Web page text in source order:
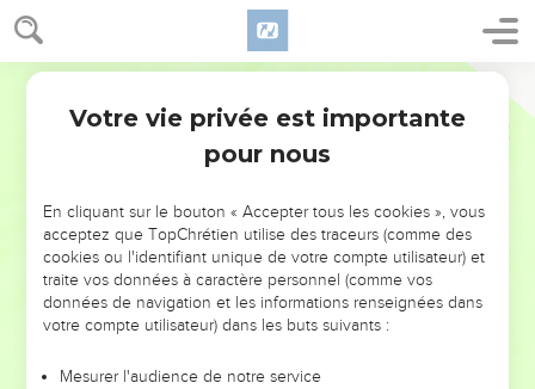
NE MANQUEZ PAS L’ÉVÉNEMENT
DE L’ANNÉE !
ET SI LEURS ERREURS POUVAIENT VOUS ÉVITER LES
VOTRES ?
leur foi ou leur vision. Mais on voit moins les doutes, les erreurs
Votre vie privée est importante
pour nous
En cliquant sur le bouton « Accepter tous les cookies », vous
acceptez que TopChrétien utilise des traceurs (comme des
cookies ou l'identifiant unique de votre compte utilisateur) et
traite vos données à caractère personnel (comme vos
données de navigation et les informations renseignées dans
votre compte utilisateur) dans les buts suivants :
Mesurer l'audience de notre service